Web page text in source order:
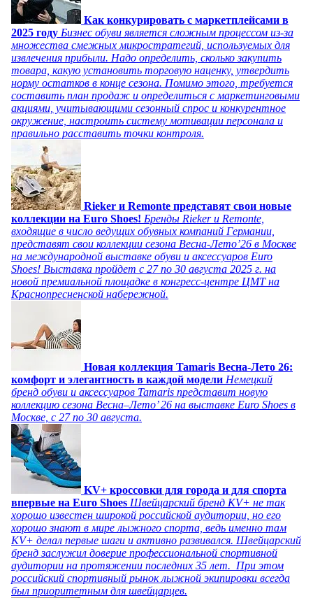
Как конкурировать с маркетплейсами в
2025 году Бизнес обуви является сложным процессом из-за
множества смежных микростратегий, используемых для
извлечения прибыли. Надо определить, сколько закупить
товара, какую установить торговую наценку, утвердить
норму остатков в конце сезона. Помимо этого, требуется
составить план продаж и определиться с маркетинговыми
акциями, учитывающими сезонный спрос и конкурентное
окружение, настроить систему мотивации персонала и
правильно расставить точки контроля.
Rieker и Remonte представят свои новые
коллекции на Euro Shoes! Бренды Rieker и Remonte,
входящие в число ведущих обувных компаний Германии,
представят свои коллекции сезона Весна-Лето’26 в Москве
на международной выставке обуви и аксессуаров Euro
Shoes! Выставка пройдет c 27 по 30 августа 2025 г. на
новой премиальной площадке в конгресс-центре ЦМТ на
Краснопресненской набережной.
Новая коллекция Tamaris Весна-Лето 26:
комфорт и элегантность в каждой модели Немецкий
бренд обуви и аксессуаров Tamaris представит новую
коллекцию сезона Весна–Лето’ 26 на выставке Euro Shoes в
Москве, с 27 по 30 августа.
KV+ кроссовки для города и для спорта
впервые на Euro Shoes Швейцарский бренд KV+ не так
хорошо известен широкой российской аудитории, но его
хорошо знают в мире лыжного спорта, ведь именно там
KV+ делал первые шаги и активно развивался. Швейцарский
бренд заслужил доверие профессиональной спортивной
аудитории на протяжении последних 35 лет. При этом
российский спортивный рынок лыжной экипировки всегда
был приоритетным для швейцарцев.